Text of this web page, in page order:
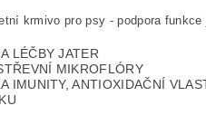
krmivo pro psy - podpora
LÉČBY JATER
MIKROFLÓRY
IMUNITY, ANTIOXIDAČNÍ